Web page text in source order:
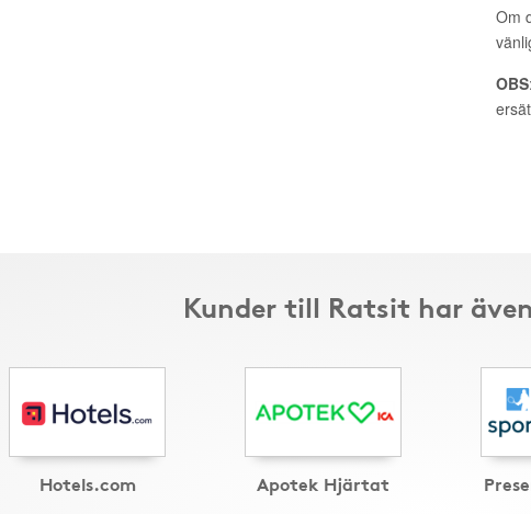
Om
OBS
Kunder till Ratsit har
Hotels.com Apotek Hjärtat